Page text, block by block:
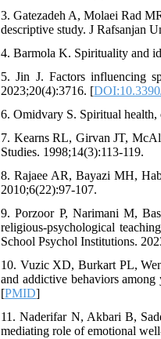
3. Gatezadeh A, Molaei Rad
descriptive study. J Rafsanjan
4. Barmola K. Spirituality and
5. Jin J. Factors influencing
2023;20(4):3716. [
6. Omidvary S. Spiritual health,
7. Kearns RL, Girvan JT,
Studies. 1998;14(3):113-119.
8. Rajaee AR, Bayazi MH,
2010;6(22):97-107.
9. Porzoor P, Narimani M,
religious-psychological
School Psychol Institutions.
10. Vuzic XD, Burkart PL,
and addictive behaviors
[PMID]
11. Naderifar N, Akbari B,
mediating role of emotional